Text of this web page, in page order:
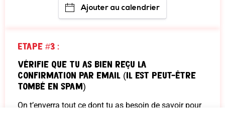
Ajouter au calendrier
Etape #3 :
Vérifie que tu as bien reçu la
confirmation par email (il est peut-être
tombé en spam)
On t’enverra tout ce dont tu as besoin de savoir pour